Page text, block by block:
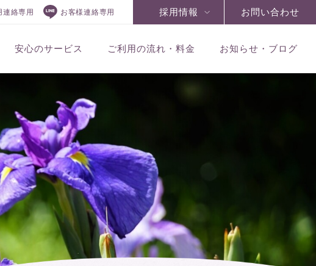
連絡専用 お客様連絡専用 採用情報 お問い合わせ
安心のサービス ご利用の流れ・料金 お知らせ・ブログ